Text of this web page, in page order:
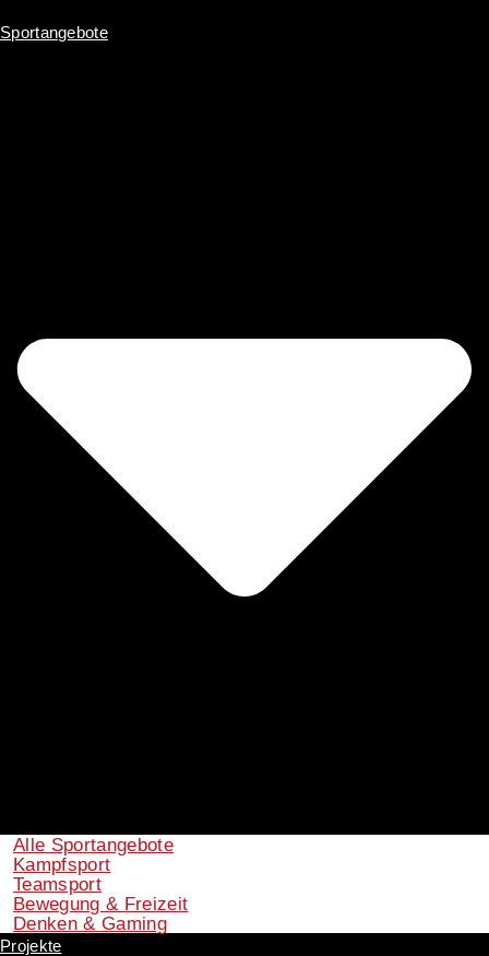
Sportangebote
Alle Sportangebote
Kampfsport
Teamsport
Bewegung & Freizeit
Denken & Gaming
Projekte